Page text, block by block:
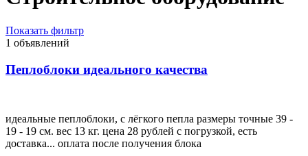
Показать фильтр
1 объявлений
Пеплоблоки идеального качества
идеальные пеплоблоки, с лёгкого пепла размеры точные 39 -
19 - 19 см. вес 13 кг. цена 28 рублей с погрузкой, есть
доставка... оплата после получения блока